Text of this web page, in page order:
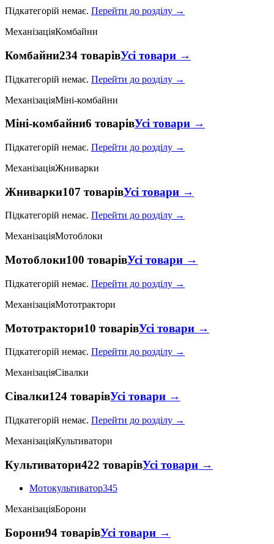
Підкатегорій немає. Перейти до розділу →
МеханізаціяКомбайни
Комбайни234 товарівУсі товари →
Підкатегорій немає. Перейти до розділу →
МеханізаціяМіні-комбайни
Міні-комбайни6 товарівУсі товари →
Підкатегорій немає. Перейти до розділу →
МеханізаціяЖниварки
Жниварки107 товарівУсі товари →
Підкатегорій немає. Перейти до розділу →
МеханізаціяМотоблоки
Мотоблоки100 товарівУсі товари →
Підкатегорій немає. Перейти до розділу →
МеханізаціяМототрактори
Мототрактори10 товарівУсі товари →
Підкатегорій немає. Перейти до розділу →
МеханізаціяСівалки
Сівалки124 товарівУсі товари →
Підкатегорій немає. Перейти до розділу →
МеханізаціяКультиватори
Культиватори422 товарівУсі товари →
Мотокультиватор345
МеханізаціяБорони
Борони94 товарівУсі товари →